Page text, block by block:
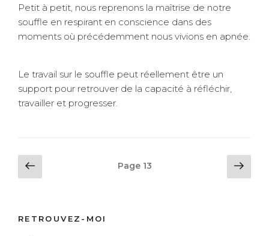
Petit à petit, nous reprenons la maîtrise de notre
souffle en respirant en conscience dans des
moments où précédemment nous vivions en apnée.
Le travail sur le souffle peut réellement être un
support pour retrouver de la capacité à réfléchir,
travailler et progresser.
Navigation
desprécédente
Page 13
RETROUVEZ-MOI